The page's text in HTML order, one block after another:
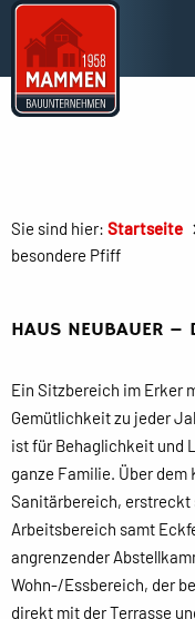
Sie sind hier: Startseite
besondere Pfiff
HAUS NEUBAUER –
Ein Sitzbereich im Erker
Gemütlichkeit zu jeder
ist für Behaglichkeit und
ganze Familie. Über
Sanitärbereich, erstreckt
Arbeitsbereich samt
angrenzender
Wohn-/Essbereich, der
direkt mit der Terrasse